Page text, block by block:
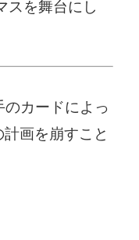
スを舞台にし
カードによっ
画を崩すこと